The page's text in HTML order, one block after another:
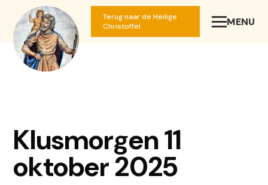
Terug naar de Heilige
Christoffel
MENU
SLUIT
Klusmorgen 11
oktober 2025